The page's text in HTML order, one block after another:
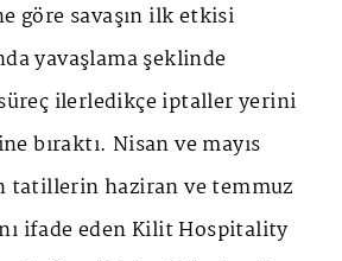
göre savaşın ilk etkisi
yavaşlama şeklinde
ilerledikçe iptaller yerini
bıraktı. Nisan ve mayıs
tatillerin haziran ve temmuz
ifade eden Kilit Hospitality